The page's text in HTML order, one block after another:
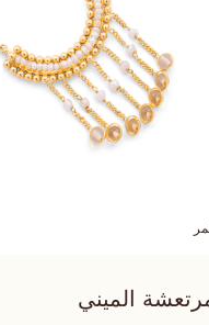
الميني